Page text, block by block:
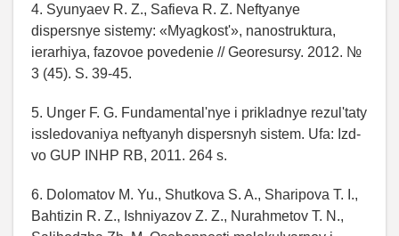
4. Syunyaev R. Z., Safieva R. Z. Neftyanye
dispersnye sistemy: «Myagkost'», nanostruktura,
ierarhiya, fazovoe povedenie // Georesursy. 2012. №
3 (45). S. 39-45.
5. Unger F. G. Fundamental'nye i prikladnye rezul'taty
issledovaniya neftyanyh dispersnyh sistem. Ufa: Izd-
vo GUP INHP RB, 2011. 264 s.
6. Dolomatov M. Yu., Shutkova S. A., Sharipova T. I.,
Bahtizin R. Z., Ishniyazov Z. Z., Nurahmetov T. N.,